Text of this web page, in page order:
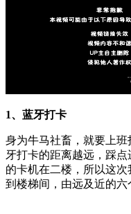
1、蓝牙打卡
身为牛马社畜，就要上
牙打卡的距离越远，踩
的卡机在二楼，所以这
到楼梯间，由远及近的六